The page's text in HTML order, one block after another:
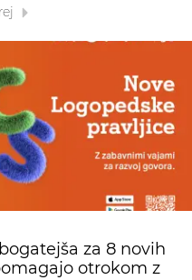
za 8 novih
otrokom z